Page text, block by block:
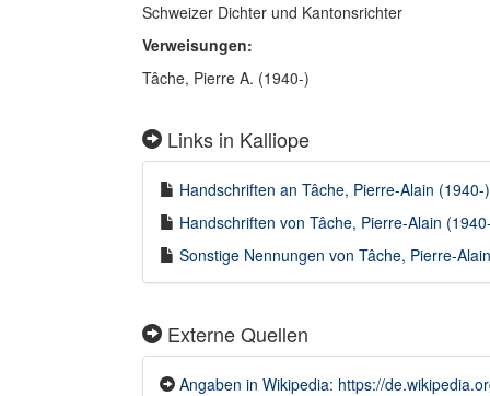
Schweizer Dichter und Kantonsrichter
Verweisungen:
Tâche, Pierre A. (1940-)
Links in Kalliope
Handschriften an Tâche, Pierre-Alain
Handschriften von Tâche, Pierre-Alain
Sonstige Nennungen von Tâche, Pierre-
Externe Quellen
Angaben in Wikipedia: https://